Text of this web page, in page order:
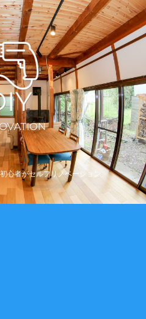
心者がセルフリノベーション